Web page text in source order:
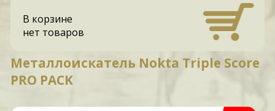
В корзине
нет товаров
Металлоискатель Nokta Triple Score
PRO PACK